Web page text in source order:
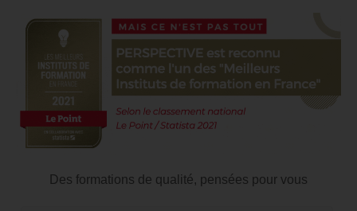
Des formations de qualité, pensées pour vous